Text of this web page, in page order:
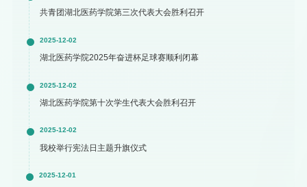
共青团湖北医药学院第三次代表大会胜利召开
2025-12-02
湖北医药学院2025年奋进杯足球赛顺利闭幕
2025-12-02
湖北医药学院第十次学生代表大会胜利召开
2025-12-02
我校举行宪法日主题升旗仪式
2025-12-01